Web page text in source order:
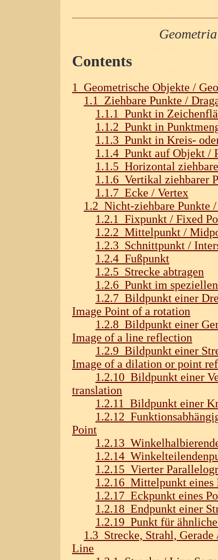
Geometria
Contents
1 Geometrische Objekte /
1.1 Ziehbare Punkte /
1.1.1 Punkt in
1.1.2 Punkt in
1.1.3 Punkt in Kreis-
1.1.4 Punkt auf Objekt /
1.1.5 Horizontal
1.1.6 Vertikal ziehbarer
1.1.7 Ecke / Vertex
1.2 Nicht-ziehbare Punkte
1.2.1 Fixpunkt / Fixed
1.2.2 Mittelpunkt /
1.2.3 Schnittpunkt /
1.2.4 Fußpunkt
1.2.5 Strecke abtragen
1.2.6 Punkt im
1.2.7 Bildpunkt einer
Image Point of a rotation
1.2.8 Bildpunkt einer
Image of a line reflection
1.2.9 Bildpunkt einer
Image of a dilation or point
1.2.10 Bildpunkt einer
translation
1.2.11 Bildpunkt einer
1.2.12
Point
1.2.13
1.2.14
1.2.15 Vierter
1.2.16 Mittelpunkt eines
1.2.17 Eckpunkt eines
1.2.18 Endpunkt einer
1.2.19 Punkt für
1.3 Strecke, Strahl,
Line